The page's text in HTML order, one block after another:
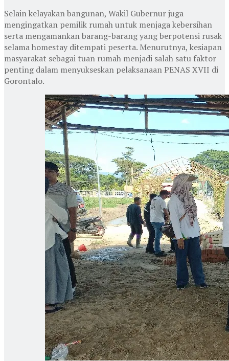
Selain kelayakan bangunan, Wakil Gubernur juga
mengingatkan pemilik rumah untuk menjaga kebersihan
serta mengamankan barang-barang yang berpotensi rusak
selama homestay ditempati peserta. Menurutnya, kesiapan
masyarakat sebagai tuan rumah menjadi salah satu faktor
penting dalam menyukseskan pelaksanaan PENAS XVII di
Gorontalo.